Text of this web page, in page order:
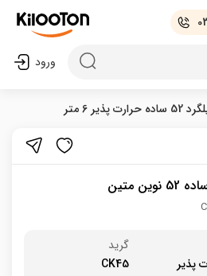
ورود
حرارت پذیر 6 متر
متین
پذیر
گرید
CK45